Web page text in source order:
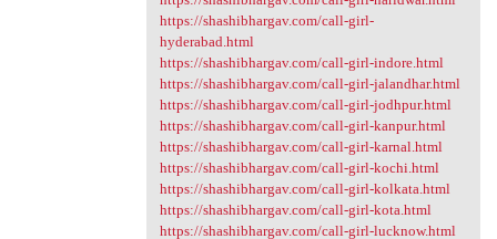
https://shashibhargav.com/call-girl-
hyderabad.html
https://shashibhargav.com/call-girl-indore.html
https://shashibhargav.com/call-girl-jalandhar.html
https://shashibhargav.com/call-girl-jodhpur.html
https://shashibhargav.com/call-girl-kanpur.html
https://shashibhargav.com/call-girl-karnal.html
https://shashibhargav.com/call-girl-kochi.html
https://shashibhargav.com/call-girl-kolkata.html
https://shashibhargav.com/call-girl-kota.html
https://shashibhargav.com/call-girl-lucknow.html